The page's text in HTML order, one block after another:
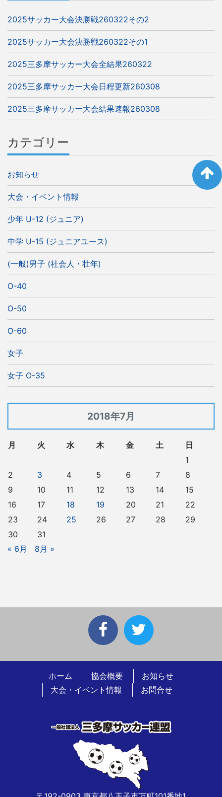
2025サッカー大会決勝戦260322その2
2025サッカー大会決勝戦260322その1
2025三多摩サッカー大会全結果260322
2025三多摩サッカー大会日程更新260308
2025三多摩サッカー大会結果速報260308
カテゴリー
お知らせ
大会・イベント情報
少年 U-12 (ジュニア)
中学 U-15 (ジュニアユース)
(一般)男子 (社会人・壮年)
O-40
O-50
O-60
女子
女子 O-35
2018年7月
月 火 水 木 金 土
日
1
2
3 4 5 6 7
8
9
10 11 12 13 14
15
16
17 18 19 20 21
22
23
24 25 26 27 28
29
30
31
« 6月
8月 »
ホーム 協会概要
お知らせ
大会・イベント情報
お問合せ